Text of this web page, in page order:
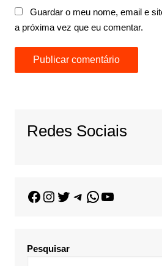
Guardar o meu nome, email e
a próxima vez que eu comentar.
Redes Sociais
Pesquisar